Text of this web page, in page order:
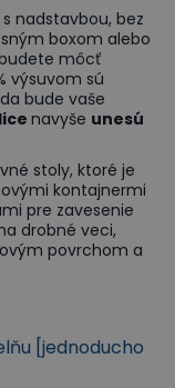
nadstavbou, bez
boxom alebo
môcť
výsuvom sú
bude vaše
navyše unesú
stoly, ktoré je
kontajnermi
pre zavesenie
drobné veci,
povrchom a
[jednoducho